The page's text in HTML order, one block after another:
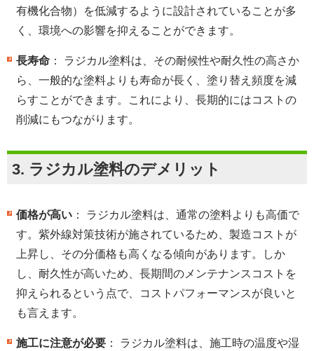
有機化合物）を低減するように設計されていることが多
く、環境への影響を抑えることができます。
長寿命 ： ラジカル塗料は、その耐候性や耐久性の高さか
ら、一般的な塗料よりも寿命が長く、塗り替え頻度を減
らすことができます。これにより、長期的にはコストの
削減にもつながります。
3. ラジカル塗料のデメリット
価格が高い ： ラジカル塗料は、通常の塗料よりも高価で
す。紫外線対策技術が施されているため、製造コストが
上昇し、その分価格も高くなる傾向があります。しか
し、耐久性が高いため、長期間のメンテナンスコストを
抑えられるという点で、コストパフォーマンスが良いと
も言えます。
施工に注意が必要 ： ラジカル塗料は、施工時の温度や湿